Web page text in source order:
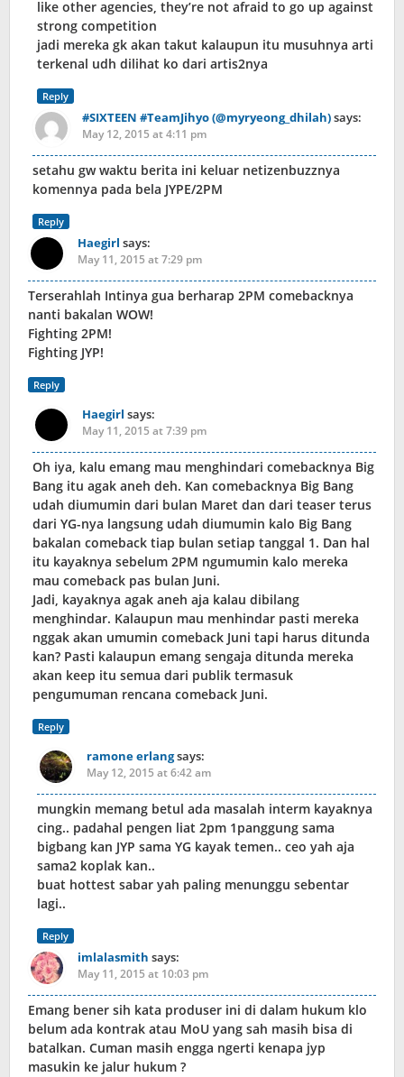
like other agencies, they’re not afraid to go up against
strong competition
jadi mereka gk akan takut kalaupun itu musuhnya arti
terkenal udh dilihat ko dari artis2nya
Reply
#SIXTEEN #TeamJihyo (@myryeong_dhilah)says:
May 12, 2015 at 4:11 pm
setahu gw waktu berita ini keluar netizenbuzznya
komennya pada bela JYPE/2PM
Reply
Haegirl says:
May 11, 2015 at 7:29 pm
Terserahlah Intinya gua berharap 2PM comebacknya
nanti bakalan WOW!
Fighting 2PM!
Fighting JYP!
Reply
Haegirl says:
May 11, 2015 at 7:39 pm
Oh iya, kalu emang mau menghindari comebacknya Big
Bang itu agak aneh deh. Kan comebacknya Big Bang
udah diumumin dari bulan Maret dan dari teaser terus
dari YG-nya langsung udah diumumin kalo Big Bang
bakalan comeback tiap bulan setiap tanggal 1. Dan hal
itu kayaknya sebelum 2PM ngumumin kalo mereka
mau comeback pas bulan Juni.
Jadi, kayaknya agak aneh aja kalau dibilang
menghindar. Kalaupun mau menhindar pasti mereka
nggak akan umumin comeback Juni tapi harus ditunda
kan? Pasti kalaupun emang sengaja ditunda mereka
akan keep itu semua dari publik termasuk
pengumuman rencana comeback Juni.
Reply
ramone erlangsays:
May 12, 2015 at 6:42 am
mungkin memang betul ada masalah interm kayaknya
cing.. padahal pengen liat 2pm 1panggung sama
bigbang kan JYP sama YG kayak temen.. ceo yah aja
sama2 koplak kan..
buat hottest sabar yah paling menunggu sebentar
lagi..
Reply
imlalasmith says:
May 11, 2015 at 10:03 pm
Emang bener sih kata produser ini di dalam hukum klo
belum ada kontrak atau MoU yang sah masih bisa di
batalkan. Cuman masih engga ngerti kenapa jyp
masukin ke jalur hukum ?